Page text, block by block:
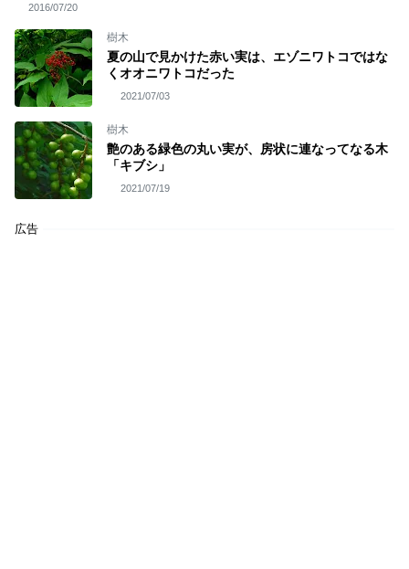
2016/07/20
樹木
夏の山で見かけた赤い実は、エゾニワトコではな
くオオニワトコだった
2021/07/03
樹木
艶のある緑色の丸い実が、房状に連なってなる木
「キブシ」
2021/07/19
広告